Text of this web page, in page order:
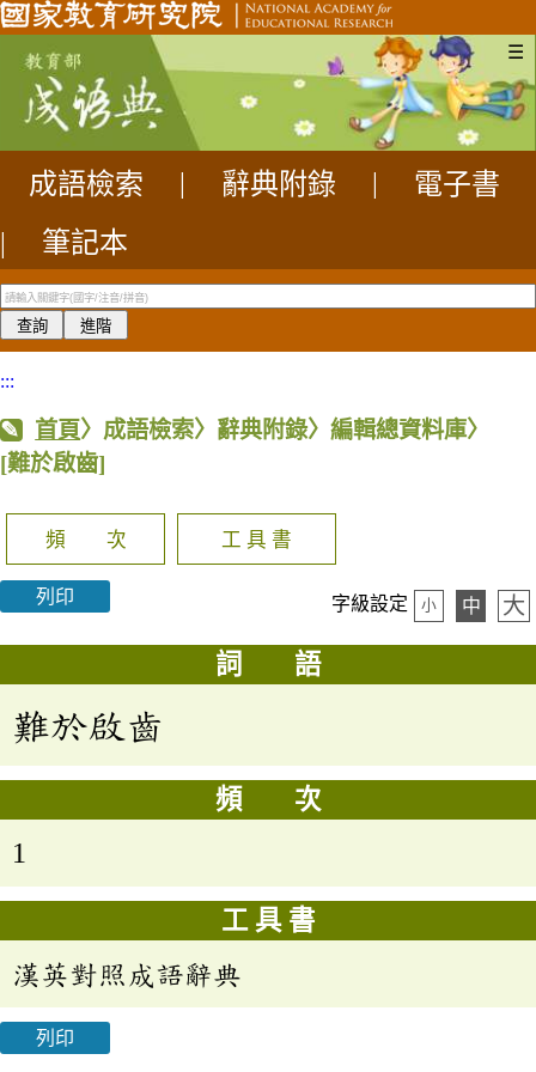
☰
成語檢索 辭典附錄
電子書
|
筆記本
:::
首頁〉成語檢索〉辭典附錄〉編輯總資料庫〉
[難於啟齒]
頻 次 工 具 書
列印 字級設定 小 中 大
詞 語
難於啟齒
頻 次
1
工 具 書
漢英對照成語辭典
列印